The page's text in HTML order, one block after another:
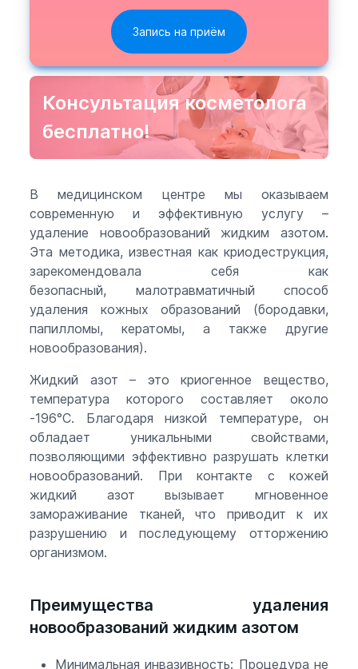
Консультация косметолога
бесплатно!
В медицинском центре мы оказываем
современную и эффективную услугу –
удаление новообразований жидким азотом.
Эта методика, известная как криодеструкция,
зарекомендовала себя как
безопасный, малотравматичный способ
удаления кожных образований (бородавки,
папилломы, кератомы, а также другие
новообразования).
Жидкий азот – это криогенное вещество,
температура которого составляет около
-196°C. Благодаря низкой температуре, он
обладает уникальными свойствами,
позволяющими эффективно разрушать клетки
новообразований. При контакте с кожей
жидкий азот вызывает мгновенное
замораживание тканей, что приводит к их
разрушению и последующему отторжению
организмом.
Преимущества удаления
новообразований жидким азотом
Минимальная инвазивность: Процедура не